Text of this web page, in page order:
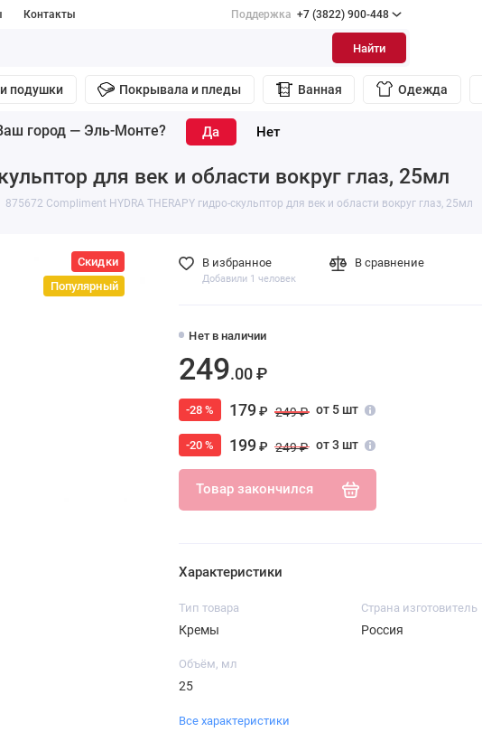
Контакты Поддержка +7 (3822) 900-448
Найти
подушки Покрывала и пледы Ванная Одежда
город — Эль-Монте?
для век и области вокруг глаз, 25мл
875672 Compliment HYDRA THERAPY гидро-скульптор для век и области вокруг глаз, 25мл
Скидки
Популярный
Нет в наличии
249.00 ₽
-28 % 179₽ 249 ₽ от 5 шт
-20 % 199₽ 249 ₽ от 3 шт
Товар закончился
В избранное
Добавили 1 человек
В сравнение
Характеристики
Тип товара
Кремы
Страна изготовитель
Россия
Объём, мл
25
Все характеристики